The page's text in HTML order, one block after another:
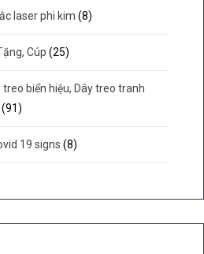
laser phi kim (8)
Cúp (25)
treo biển hiệu, Dây treo tranh
(91)
19 signs (8)